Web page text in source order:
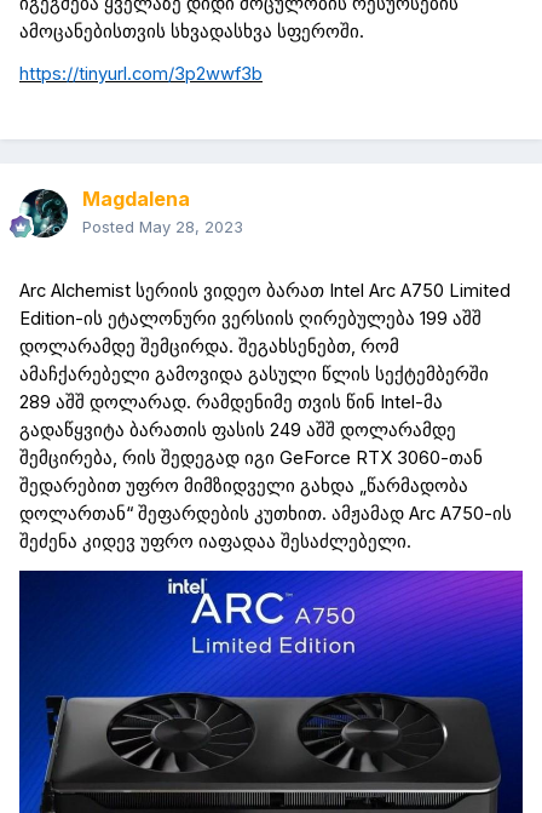
ამოცანებისთვის სხვადასხვა სფეროში.
https://tinyurl.com/3p2wwf3b
Magdalena
Posted May 28, 2023
Arc Alchemist სერიის ვიდეო ბარათ Intel Arc A750 Limited
Edition-ის ეტალონური ვერსიის ღირებულება 199 აშშ
დოლარამდე შემცირდა. შეგახსენებთ, რომ
ამაჩქარებელი გამოვიდა გასული წლის სექტემბერში
289 აშშ დოლარად. რამდენიმე თვის წინ Intel -მა
გადაწყვიტა ბარათის ფასის 249 აშშ დოლარამდე
შემცირება, რის შედეგად იგი GeForce RTX 3060-თან
შედარებით უფრო მიმზიდველი გახდა „წარმადობა
დოლართან“ შეფარდების კუთხით. ამჟამად Arc A750-ის
შეძენა კიდევ უფრო იაფადაა შესაძლებელი.